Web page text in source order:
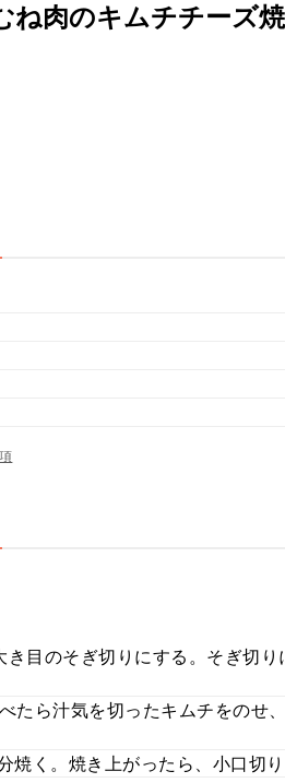
ね肉のキムチチーズ
目のそぎ切りにする。そぎ切
たら汁気を切ったキムチをのせ
く。焼き上がったら、小口切り